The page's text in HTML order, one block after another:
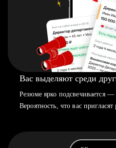
Вас выделяют среди
Резюме ярко подсвечивается —
Вероятность, что вас